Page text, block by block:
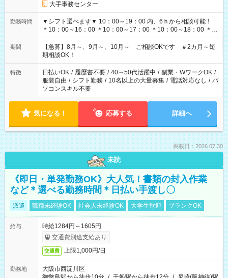
大手事務センター
勤務時間
▼シフト選べます▼ 10：00～19：00 内、6ｈから相談可能！
＊10：00～16：00 ＊10：00～17：00 ＊10：00～18：00 ＊
11：00～19：00 ＊12：00～19：00 ＊13：00～19：00
期間
【急募】8月～、9月～、10月～ ご相談OKです ＃2カ月～短
期相談OK！
特徴 日払いOK / 履歴書不要 / 40～50代活躍中 / 副業・WワークOK /
服装自由 / シフト勤務 / 10名以上の大量募集 / 電話対応なし / パ
ソコンスキル不要
気になる！ 応募する 詳細へ
掲載日：2026.07.30
未読
《即日・単発勤務OK》大人気！書類の封入作業
など＊選べる勤務時間＊日払い手渡し〇
派遣 職種未経験OK 社会人未経験OK 大学生歓迎 ブランクOK
給与
時給1284円～1605円
交通費別途支給あり
交通費 上限1,000円/日
勤務地
大阪市西淀川区